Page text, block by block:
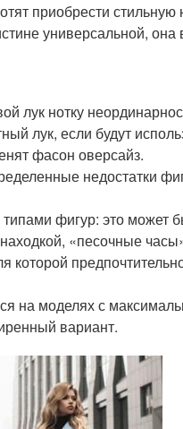
приобрести стильную
универсальной, она
лук нотку
лук, если будут
фасон оверсайз.
недостатки
фигур: это может
«песочные
на моделях с
вариант.